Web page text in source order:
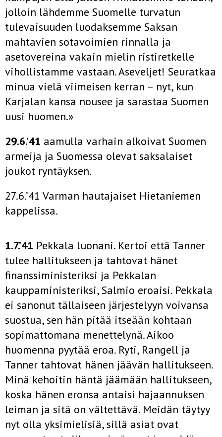
jolloin lähdemme Suomelle turvatun
tulevaisuuden luodaksemme Saksan
mahtavien sotavoimien rinnalla ja
asetovereina vakain mielin ristiretkelle
vihollistamme vastaan. Aseveljet! Seuratkaa
minua vielä viimeisen kerran – nyt, kun
Karjalan kansa nousee ja sarastaa Suomen
uusi huomen.»
29.6.’41 aamulla varhain alkoivat Suomen
armeija ja Suomessa olevat saksalaiset
joukot ryntäyksen.
27.6.’41 Varman hautajaiset Hietaniemen
kappelissa.
1.7.’41 Pekkala luonani. Kertoi että Tanner
tulee hallitukseen ja tahtovat hänet
finanssiministeriksi ja Pekkalan
kauppaministeriksi, Salmio eroaisi. Pekkala
ei sanonut tällaiseen järjestelyyn voivansa
suostua, sen hän pitää itseään kohtaan
sopimattomana menettelynä. Aikoo
huomenna pyytää eroa. Ryti, Rangell ja
Tanner tahtovat hänen jäävän hallitukseen.
Minä kehoitin häntä jäämään hallitukseen,
koska hänen eronsa antaisi hajaannuksen
leiman ja sitä on vältettävä. Meidän täytyy
nyt olla yksimielisiä, sillä asiat ovat